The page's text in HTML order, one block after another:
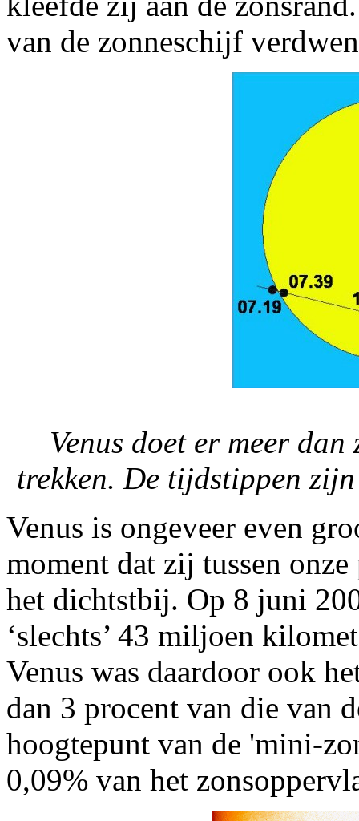
van de zonneschijf
Venus doet er meer
trekken. De tijdstippen
Venus is ongeveer even
moment dat zij tussen
het dichtstbij. Op 8 juni
‘slechts’ 43 miljoen
Venus was daardoor ook
dan 3 procent van die van
hoogtepunt van de 'mini-
0,09% van het